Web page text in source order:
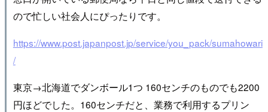
ので忙しい社会人にぴったりです。
https://www.post.japanpost.jp/service/you_pack/sumahowari
/
東京→北海道でダンボール1つ 160センチのものでも2200
円ほどでした。160センチだと、業務で利用するプリン